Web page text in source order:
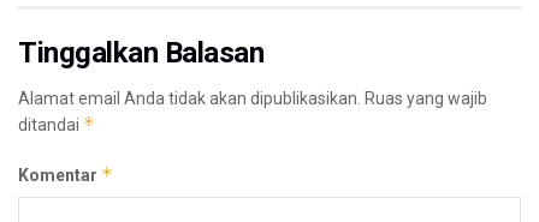
Tinggalkan Balasan
Alamat email Anda tidak akan dipublikasikan. Ruas yang wajib
ditandai *
Komentar *